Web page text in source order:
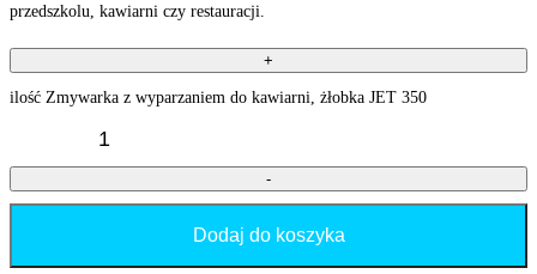
przedszkolu, kawiarni czy restauracji.
+
ilość Zmywarka z wyparzaniem do kawiarni, żłobka JET 350
-
Dodaj do koszyka